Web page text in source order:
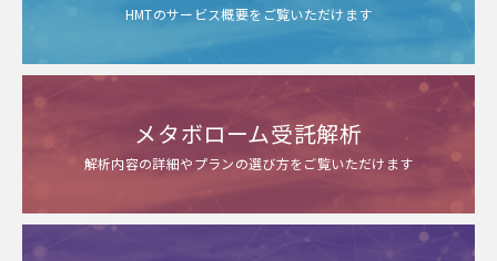
HMTのサービス概要をご覧いただけます
メタボローム受託解析
解析内容の詳細やプランの選び方をご覧いただけます